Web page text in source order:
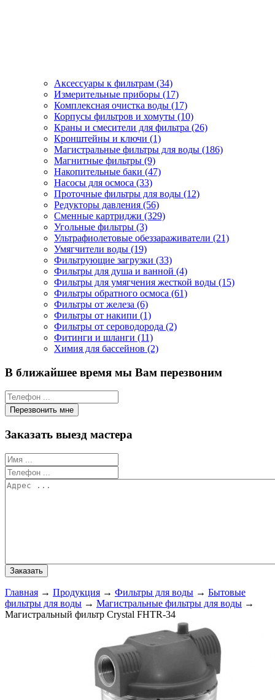
Аксессуары к фильтрам (34)
Измерительные приборы (17)
Комплексная очистка воды (17)
Корпусы фильтров и хомуты (10)
Краны и смесители для фильтра (26)
Кронштейны и ключи (1)
Магистральные фильтры для воды (186)
Магнитные фильтры (9)
Накопительные баки (47)
Насосы для осмоса (33)
Проточные фильтры для воды (12)
Редукторы давления (56)
Сменные картриджи (329)
Угольные фильтры (3)
Ультрафиолетовые обеззараживатели (21)
Умягчители воды (19)
Фильтрующие загрузки (33)
Фильтры для душа и ванной (4)
Фильтры для умягчения жесткой воды (15)
Фильтры обратного осмоса (61)
Фильтры от железа (6)
Фильтры от накипи (1)
Фильтры от сероводорода (2)
Фитинги и шланги (11)
Химия для бассейнов (2)
В ближайшее время мы Вам перезвоним
Заказать выезд мастера
Главная → Продукция → Фильтры для воды → Бытовые
фильтры для воды → Магистральные фильтры для воды →
Магистральный фильтр Crystal FHTR-34